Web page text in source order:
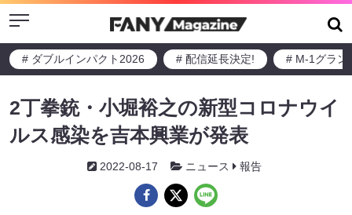
Menu
# ダブルインパクト2026 # 配信延長決定! # M-1グラン
2丁拳銃・小堀裕之の新型コロナウイ
ルス感染を吉本興業が発表
2022-08-17 ニュース 報告